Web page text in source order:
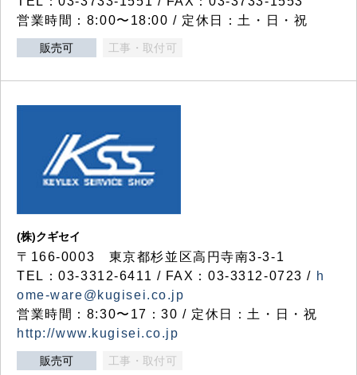
営業時間：8:00〜18:00 / 定休日：土・日・祝
販売可 工事・取付可
(株)クギセイ
〒166-0003 東京都杉並区高円寺南3-3-1
TEL：03-3312-6411 / FAX：03-3312-0723 / h
ome-ware@kugisei.co.jp
営業時間：8:30〜17：30 / 定休日：土・日・祝
http://www.kugisei.co.jp
販売可 工事・取付可